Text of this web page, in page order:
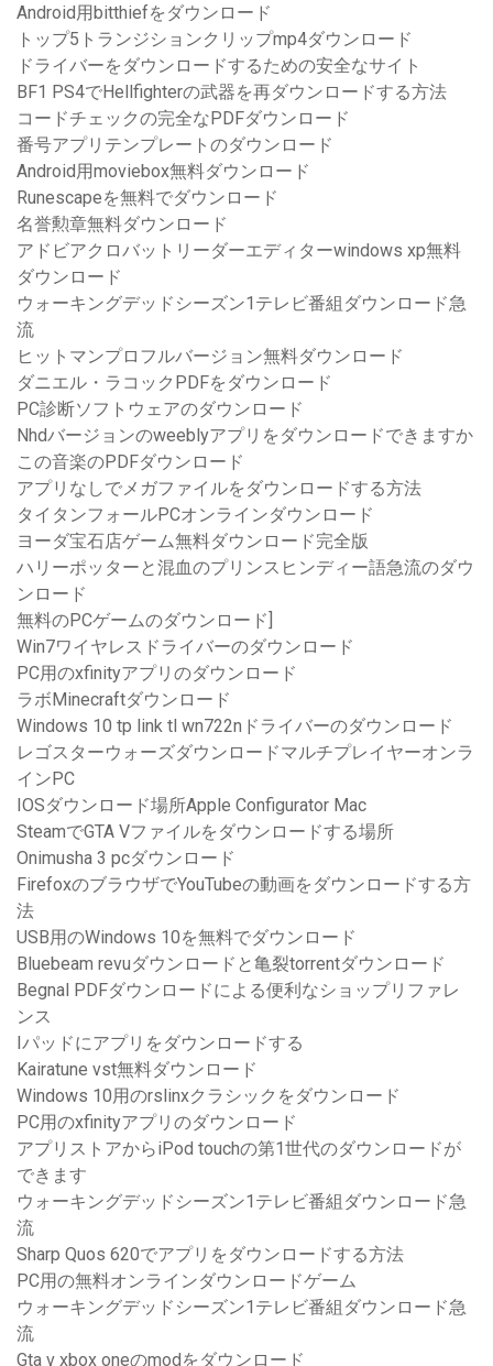
Android用bitthiefをダウンロード
トップ5トランジションクリップmp4ダウンロード
ドライバーをダウンロードするための安全なサイト
BF1 PS4でHellfighterの武器を再ダウンロードする方法
コードチェックの完全なPDFダウンロード
番号アプリテンプレートのダウンロード
Android用moviebox無料ダウンロード
Runescapeを無料でダウンロード
名誉勲章無料ダウンロード
アドビアクロバットリーダーエディターwindows xp無料
ダウンロード
ウォーキングデッドシーズン1テレビ番組ダウンロード急
流
ヒットマンプロフルバージョン無料ダウンロード
ダニエル・ラコックPDFをダウンロード
PC診断ソフトウェアのダウンロード
Nhdバージョンのweeblyアプリをダウンロードできますか
この音楽のPDFダウンロード
アプリなしでメガファイルをダウンロードする方法
タイタンフォールPCオンラインダウンロード
ヨーダ宝石店ゲーム無料ダウンロード完全版
ハリーポッターと混血のプリンスヒンディー語急流のダウ
ンロード
無料のPCゲームのダウンロード]
Win7ワイヤレスドライバーのダウンロード
PC用のxfinityアプリのダウンロード
ラボMinecraftダウンロード
Windows 10 tp link tl wn722nドライバーのダウンロード
レゴスターウォーズダウンロードマルチプレイヤーオンラ
インPC
IOSダウンロード場所Apple Configurator Mac
SteamでGTA Vファイルをダウンロードする場所
Onimusha 3 pcダウンロード
FirefoxのブラウザでYouTubeの動画をダウンロードする方
法
USB用のWindows 10を無料でダウンロード
Bluebeam revuダウンロードと亀裂torrentダウンロード
Begnal PDFダウンロードによる便利なショップリファレ
ンス
Iパッドにアプリをダウンロードする
Kairatune vst無料ダウンロード
Windows 10用のrslinxクラシックをダウンロード
PC用のxfinityアプリのダウンロード
アプリストアからiPod touchの第1世代のダウンロードが
できます
ウォーキングデッドシーズン1テレビ番組ダウンロード急
流
Sharp Quos 620でアプリをダウンロードする方法
PC用の無料オンラインダウンロードゲーム
ウォーキングデッドシーズン1テレビ番組ダウンロード急
流
Gta v xbox oneのmodをダウンロード